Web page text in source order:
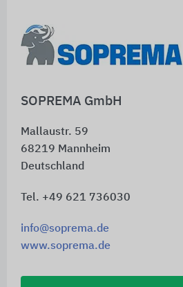
SOPREMA GmbH
Mallaustr. 59
68219 Mannheim
Deutschland
Tel. +49 621 736030
info@soprema.de
www.soprema.de